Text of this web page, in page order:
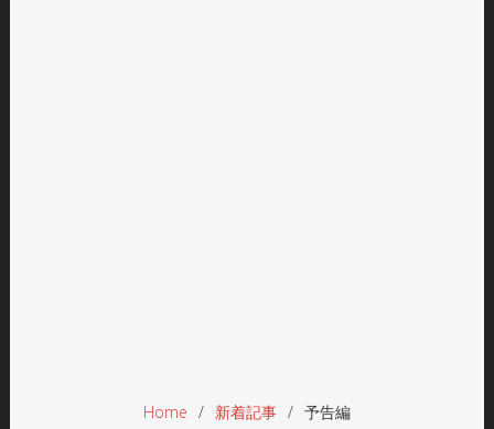
Home 新着記事 予告編